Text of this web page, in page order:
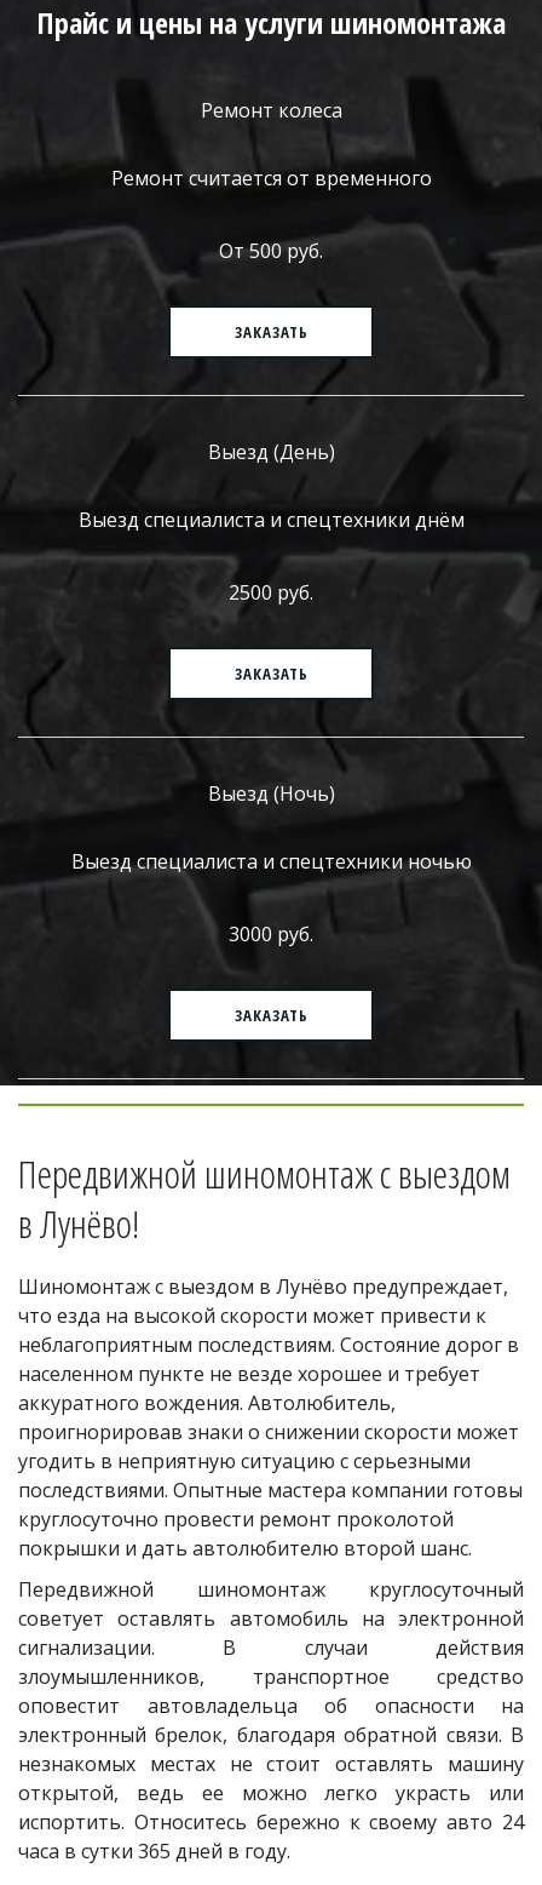
Прайс и цены на услуги шиномонтажа
Ремонт колеса
Ремонт считается от временного
От 500 руб.
ЗАКАЗАТЬ
Выезд (День)
Выезд специалиста и спецтехники днём
2500 руб.
ЗАКАЗАТЬ
Выезд (Ночь)
Выезд специалиста и спецтехники ночью
3000 руб.
ЗАКАЗАТЬ
Передвижной шиномонтаж с выездом
в Лунёво!
Шиномонтаж с выездом в Лунёво предупреждает,
что езда на высокой скорости может привести к
неблагоприятным последствиям. Состояние дорог в
населенном пункте не везде хорошее и требует
аккуратного вождения. Автолюбитель,
проигнорировав знаки о снижении скорости может
угодить в неприятную ситуацию с серьезными
последствиями. Опытные мастера компании готовы
круглосуточно провести ремонт проколотой
покрышки и дать автолюбителю второй шанс.
Передвижной шиномонтаж круглосуточный
советует оставлять автомобиль на электронной
сигнализации. В случаи действия
злоумышленников, транспортное средство
оповестит автовладельца об опасности на
электронный брелок, благодаря обратной связи. В
незнакомых местах не стоит оставлять машину
открытой, ведь ее можно легко украсть или
испортить. Относитесь бережно к своему авто 24
часа в сутки 365 дней в году.